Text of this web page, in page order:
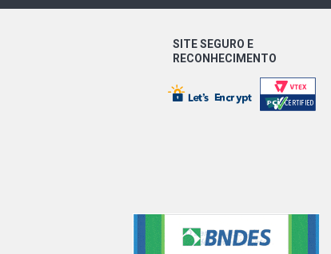
SITE SEGURO E
RECONHECIMENTO